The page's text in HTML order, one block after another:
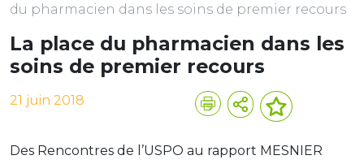
du pharmacien dans les soins de premier recours
La place du pharmacien dans les
soins de premier recours
21 juin 2018
Des Rencontres de l’USPO au rapport MESNIER